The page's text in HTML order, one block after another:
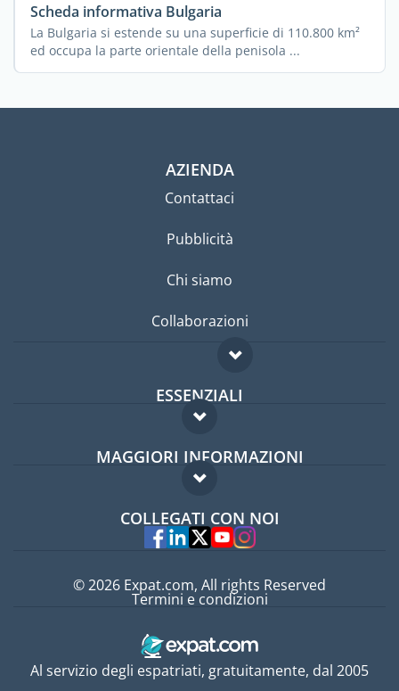
Scheda informativa Bulgaria
La Bulgaria si estende su una superficie di 110.800 km²
ed occupa la parte orientale della penisola ...
AZIENDA
Contattaci
Pubblicità
Chi siamo
Collaborazioni
ESSENZIALI
Forum per expat
Guida per expat
MAGGIORI INFORMAZIONI
Domande frequenti
Esperti
COLLEGATI CON NOI
Al servizio degli espatriati, gratuitamente, dal 2005
© 2026 Expat.com, All rights Reserved
Termini e condizioni